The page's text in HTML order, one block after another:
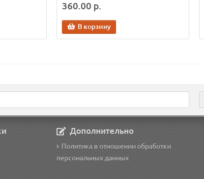
360.00 р.
В корзину
Дополнительно
Политика в отношении обработки
персональных данных